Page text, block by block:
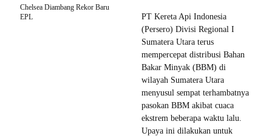
PT Kereta Api Indonesia
(Persero) Divisi Regional I
Sumatera Utara terus
mempercepat distribusi Bahan
Bakar Minyak (BBM) di
wilayah Sumatera Utara
menyusul sempat terhambatnya
pasokan BBM akibat cuaca
ekstrem beberapa waktu lalu.
Upaya ini dilakukan untuk
Chelsea Diambang Rekor Baru
EPL